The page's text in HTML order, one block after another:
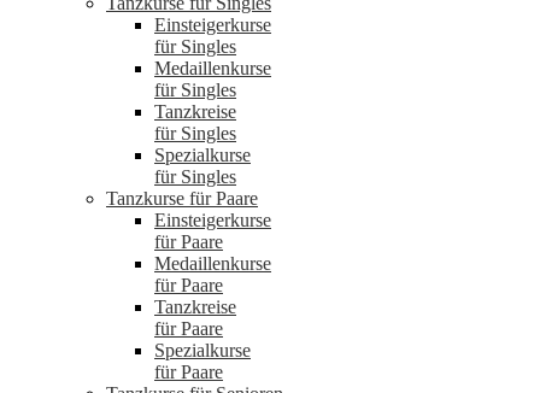
Einsteigerkurse
für Singles
Medaillenkurse
für Singles
Tanzkreise
für Singles
Spezialkurse
für Singles
Tanzkurse für Paare
Einsteigerkurse
für Paare
Medaillenkurse
für Paare
Tanzkreise
für Paare
Spezialkurse
für Paare